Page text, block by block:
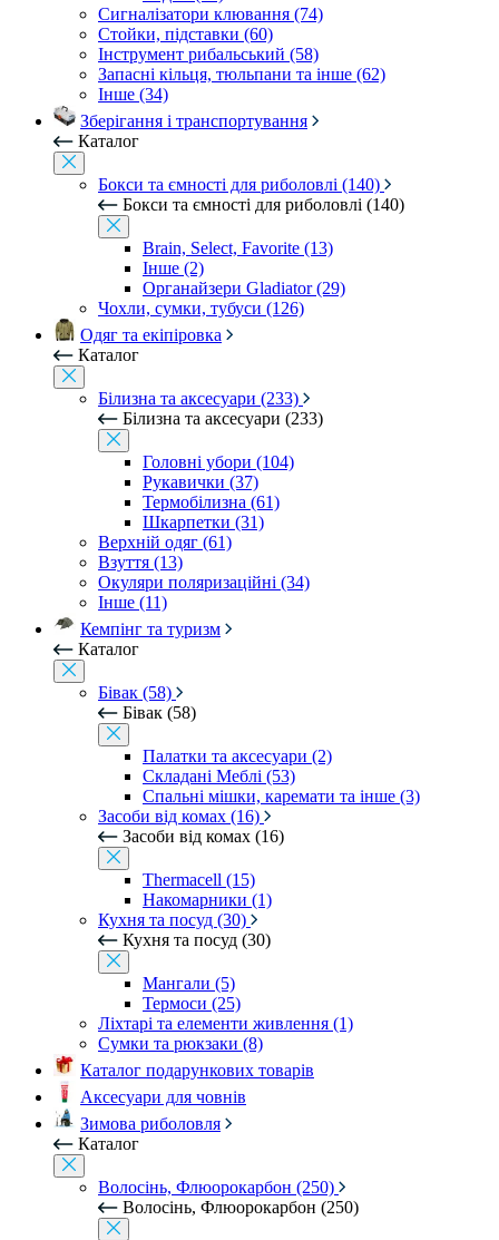
Сигналізатори клювання (74)
Стойки, підставки (60)
Інструмент рибальський (58)
Запасні кільця, тюльпани та інше (62)
Інше (34)
Зберігання і транспортування
Каталог
Бокси та ємності для риболовлі (140)
Бокси та ємності для риболовлі (140)
Brain, Select, Favorite (13)
Інше (2)
Органайзери Gladiator (29)
Чохли, сумки, тубуси (126)
Одяг та екіпіровка
Каталог
Білизна та аксесуари (233)
Білизна та аксесуари (233)
Головні убори (104)
Рукавички (37)
Термобілизна (61)
Шкарпетки (31)
Верхній одяг (61)
Взуття (13)
Окуляри поляризаційні (34)
Інше (11)
Кемпінг та туризм
Каталог
Бівак (58)
Бівак (58)
Палатки та аксесуари (2)
Складані Меблі (53)
Спальні мішки, каремати та інше (3)
Засоби від комах (16)
Засоби від комах (16)
Thermacell (15)
Накомарники (1)
Кухня та посуд (30)
Кухня та посуд (30)
Мангали (5)
Термоси (25)
Ліхтарі та елементи живлення (1)
Сумки та рюкзаки (8)
Каталог подарункових товарів
Аксесуари для човнів
Зимова риболовля
Каталог
Волосінь, Флюорокарбон (250)
Волосінь, Флюорокарбон (250)